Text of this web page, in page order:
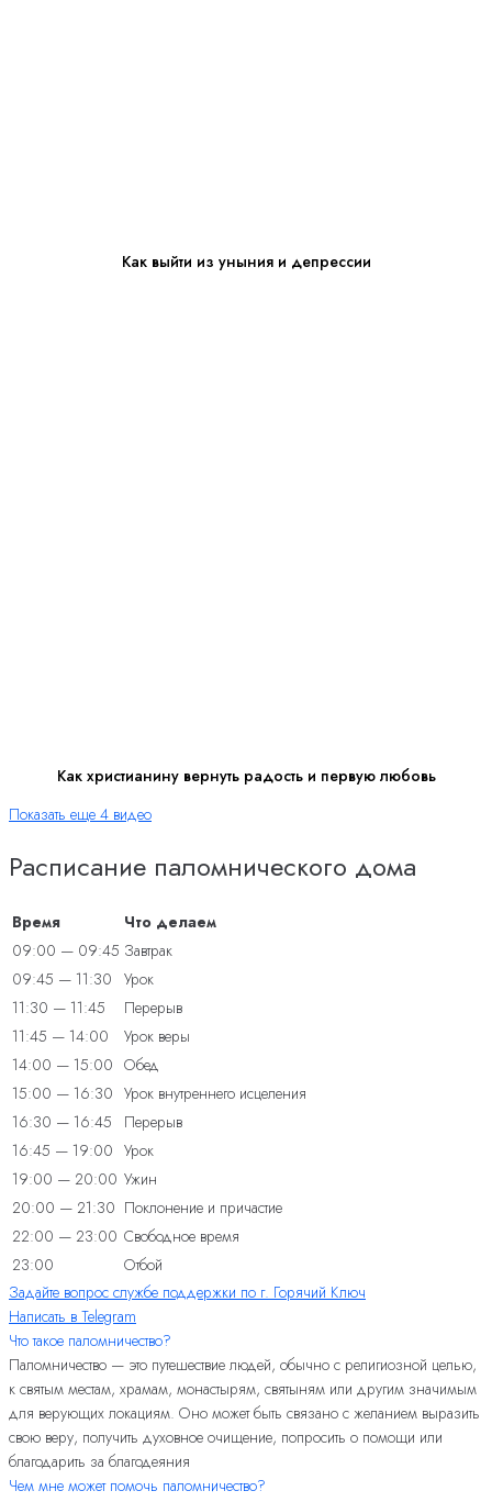
Как выйти из уныния и депрессии
Как христианину вернуть радость и первую любовь
Показать еще 4 видео
Расписание паломнического дома
Время
Что делаем
09:00 — 09:45 Завтрак
09:45 — 11:30 Урок
11:30 — 11:45
Перерыв
11:45 — 14:00
Урок веры
14:00 — 15:00 Обед
15:00 — 16:30 Урок внутреннего исцеления
16:30 — 16:45
Перерыв
16:45 — 19:00 Урок
19:00 — 20:00 Ужин
20:00 — 21:30 Поклонение и причастие
22:00 — 23:00 Свободное время
23:00
Отбой
Задайте вопрос службе поддержки по г. Горячий Ключ
Написать в Telegram
Что такое паломничество?
Паломничество — это путешествие людей, обычно с религиозной целью,
к святым местам, храмам, монастырям, святыням или другим значимым
для верующих локациям. Оно может быть связано с желанием выразить
свою веру, получить духовное очищение, попросить о помощи или
благодарить за благодеяния
Чем мне может помочь паломничество?